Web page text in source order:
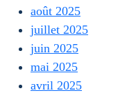
août 2025
juillet 2025
juin 2025
mai 2025
avril 2025